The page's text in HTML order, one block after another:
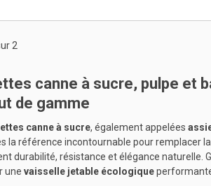
2
canne à sucre, pulpe et
de gamme
canne à sucre, également appelées
la référence incontournable pour remplacer
durabilité, résistance et élégance naturelle.
une vaisselle jetable écologique